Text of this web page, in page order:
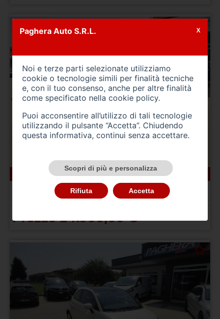
166000 km ibrida_gasolio 10/2022
BMW Serie 5(G30/31/F90)
520d 48V Touring Msport
Prezzo 24.900,00 €
Paghera Auto S.R.L.
Noi e terze parti selezionate utilizziamo
cookie o tecnologie simili per finalità tecniche
e, con il tuo consenso, anche per altre finalità
come specificato nella cookie policy.
Puoi acconsentire all’utilizzo di tali tecnologie
utilizzando il pulsante “Accetta”. Chiudendo
questa informativa, continui senza accettare.
Scopri di più e personalizza
Rifiuta Accetta
X